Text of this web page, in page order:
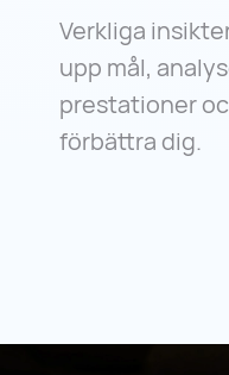
Verkliga
upp mål,
prestationer
förbättra dig.